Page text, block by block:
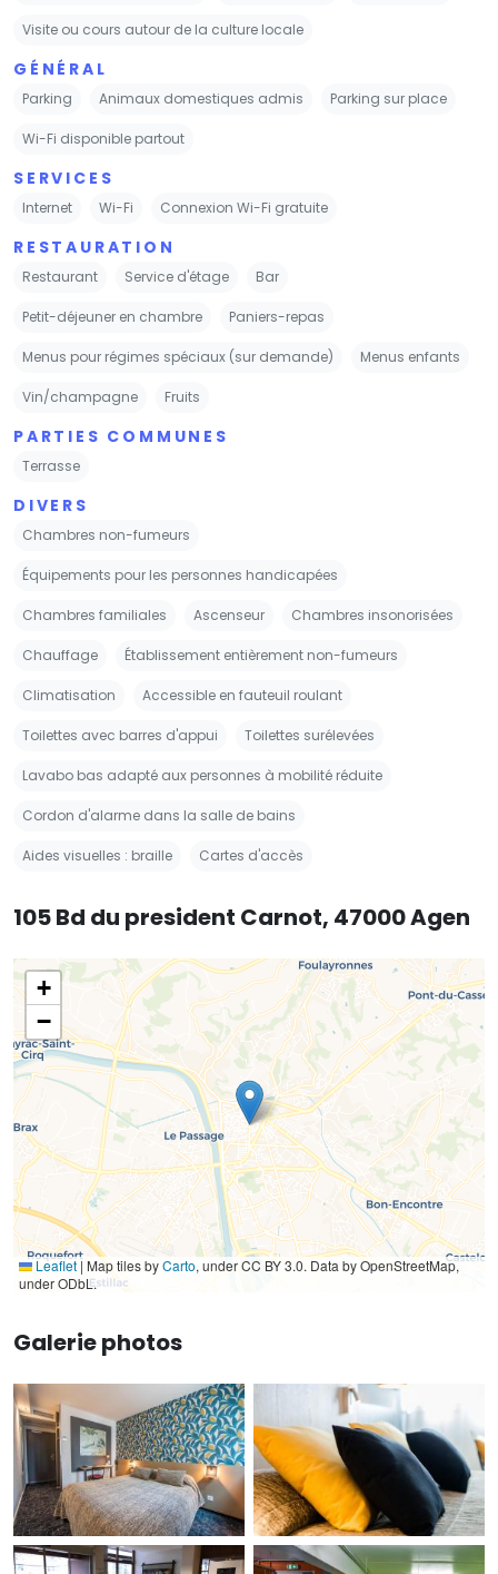
Visite ou cours autour de la culture locale
GÉNÉRAL
Parking Animaux domestiques admis Parking sur place
Wi-Fi disponible partout
SERVICES
Internet Wi-Fi Connexion Wi-Fi gratuite
RESTAURATION
Restaurant Service d'étage Bar
Petit-déjeuner en chambre Paniers-repas
Menus pour régimes spéciaux (sur demande) Menus enfants
Vin/champagne Fruits
PARTIES COMMUNES
Terrasse
DIVERS
Chambres non-fumeurs
Équipements pour les personnes handicapées
Chambres familiales Ascenseur Chambres insonorisées
Chauffage Établissement entièrement non-fumeurs
Climatisation Accessible en fauteuil roulant
Toilettes avec barres d'appui Toilettes surélevées
Lavabo bas adapté aux personnes à mobilité réduite
Cordon d'alarme dans la salle de bains
Aides visuelles : braille Cartes d'accès
105 Bd du president Carnot, 47000 Agen
+
−
Leaflet| Map tiles byCarto, under CC BY 3.0. Data by OpenStreetMap,
under ODbL.
Galerie photos